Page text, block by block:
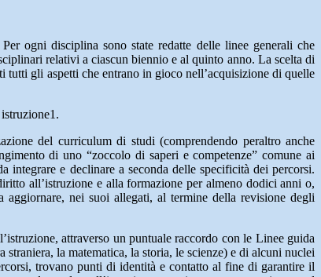
ogni disciplina sono state redatte delle linee generali che
relativi a ciascun biennio e al quinto anno. La scelta di
gli aspetti che entrano in gioco nell’acquisizione di quelle
del curriculum di studi (comprendendo peraltro anche
di uno “zoccolo di saperi e competenze” comune ai
integrare e declinare a seconda delle specificità dei percorsi.
all’istruzione e alla formazione per almeno dodici anni o,
nei suoi allegati, al termine della revisione degli
attraverso un puntuale raccordo con le Linee guida
la matematica, la storia, le scienze) e di alcuni nuclei
trovano punti di identità e contatto al fine di garantire il